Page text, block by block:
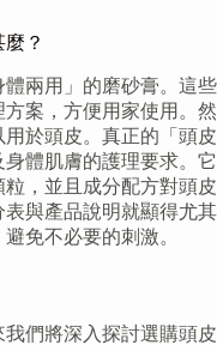
？
兩用」的磨砂膏。這些
案，方便用家使用。然
於頭皮。真正的「頭皮
體肌膚的護理要求。它
，並且成分配方對頭皮
與產品說明就顯得尤其
免不必要的刺激。
們將深入探討選購頭皮